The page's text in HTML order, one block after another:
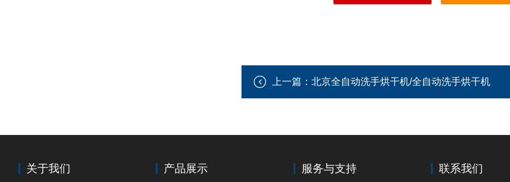
上一篇： 北京全自动洗手烘干机/全自动洗手烘干机
关于我们 产品展示 服务与支持 联系我们